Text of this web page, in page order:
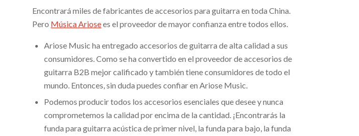
Encontrará miles de fabricantes de accesorios para guitarra en toda China.
Pero Música Ariosees el proveedor de mayor confianza entre todos ellos.
Ariose Music ha entregado accesorios de guitarra de alta calidad a sus
consumidores. Como se ha convertido en el proveedor de accesorios de
guitarra B2B mejor calificado y también tiene consumidores de todo el
mundo. Entonces, sin duda puedes confiar en Ariose Music.
Podemos producir todos los accesorios esenciales que desee y nunca
comprometemos la calidad por encima de la cantidad. ¡Encontrarás la
funda para guitarra acústica de primer nivel, la funda para bajo, la funda